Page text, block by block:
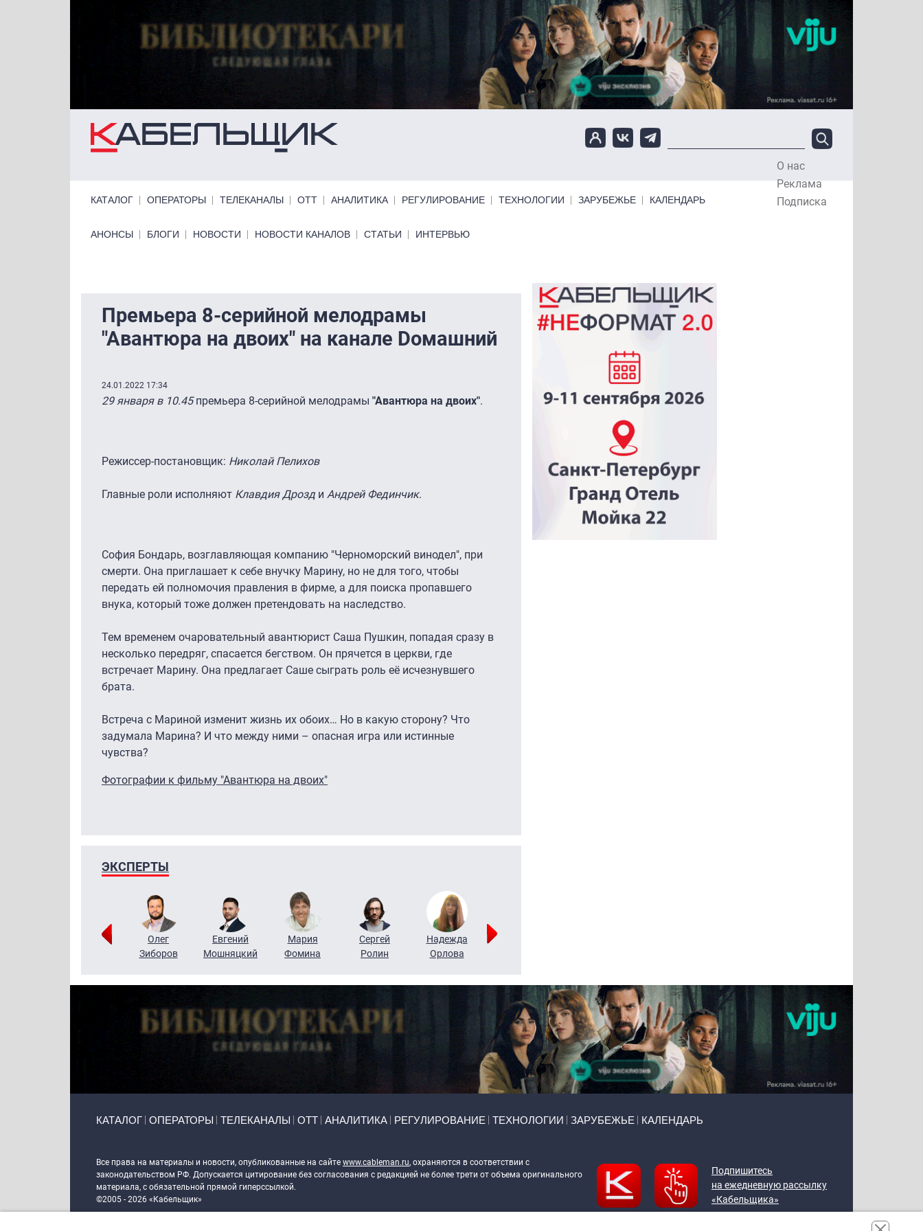
О нас
Реклама
Подписка
КАТАЛОГ ОПЕРАТОРЫ ТЕЛЕКАНАЛЫ ОТТ АНАЛИТИКА РЕГУЛИРОВАНИЕ ТЕХНОЛОГИИ ЗАРУБЕЖЬЕ КАЛЕНДАРЬ
Primary links bottom
АНОНСЫ БЛОГИ НОВОСТИ НОВОСТИ КАНАЛОВ СТАТЬИ ИНТЕРВЬЮ
Премьера 8-серийной мелодрамы
"Авантюра на двоих" на канале Dомашний
24.01.2022 17:34
29 января в 10.45премьера 8-серийной мелодрамы "Авантюра на двоих".
Режиссер-постановщик: Николай Пелихов
Главные роли исполняют Клавдия Дрозд и Андрей Фединчик.
София Бондарь, возглавляющая компанию "Черноморский винодел", при
смерти. Она приглашает к себе внучку Марину, но не для того, чтобы
передать ей полномочия правления в фирме, а для поиска пропавшего
внука, который тоже должен претендовать на наследство.
Тем временем очаровательный авантюрист Саша Пушкин, попадая сразу в
несколько передряг, спасается бегством. Он прячется в церкви, где
встречает Марину. Она предлагает Саше сыграть роль её исчезнувшего
брата.
Встреча с Мариной изменит жизнь их обоих… Но в какую сторону? Что
задумала Марина? И что между ними – опасная игра или истинные
чувства?
Фотографии к фильму "Авантюра на двоих"
ЭКСПЕРТЫ
Григорий
Олег
Зиборов
Евгений
Мошняцкий
Мария
Фомина
Сергей
Ролин
Надежда
Орлова
КАТАЛОГ ОПЕРАТОРЫ ТЕЛЕКАНАЛЫ ОТТ АНАЛИТИКА РЕГУЛИРОВАНИЕ ТЕХНОЛОГИИ ЗАРУБЕЖЬЕ КАЛЕНДАРЬ
Все права на материалы и новости, опубликованные на сайте www.cableman.ru, охраняются в соответствии с
законодательством РФ. Допускается цитирование без согласования с редакцией не более трети от объема оригинального
материала, с обязательной прямой гиперссылкой.
©2005 - 2026 «Кабельщик»
Подпишитесь
на ежедневную рассылку
«Кабельщика»